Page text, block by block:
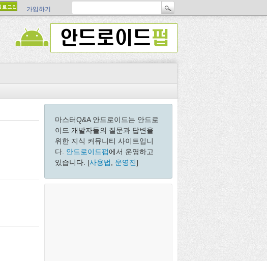
가입하기
마스터Q&A 안드로이드는 안드로
이드 개발자들의 질문과 답변을
위한 지식 커뮤니티 사이트입니
다. 안드로이드펍에서 운영하고
있습니다. [사용법 운영진]